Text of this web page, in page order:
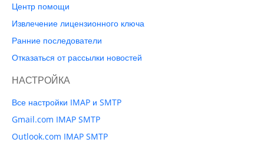
Центр помощи
Извлечение лицензионного ключа
Ранние последователи
Отказаться от рассылки новостей
НАСТРОЙКА
Все настройки IMAP и SMTP
Gmail.com IMAP SMTP
Outlook.com IMAP SMTP